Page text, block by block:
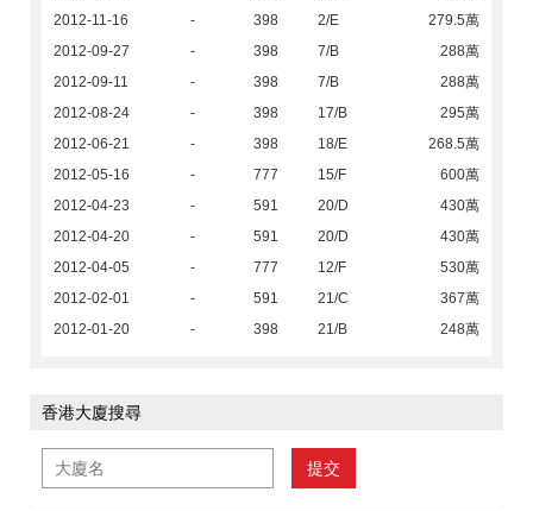
2012-11-16
- 398 2/E
279.5萬
2012-09-27
- 398 7/B
288萬
2012-09-11
- 398 7/B
288萬
2012-08-24
- 398 17/B
295萬
2012-06-21
- 398 18/E
268.5萬
2012-05-16
- 777 15/F
600萬
2012-04-23
- 591 20/D
430萬
2012-04-20
- 591 20/D
430萬
2012-04-05
- 777 12/F
530萬
2012-02-01
- 591 21/C
367萬
2012-01-20
- 398 21/B 248萬
香港大廈搜尋
提交